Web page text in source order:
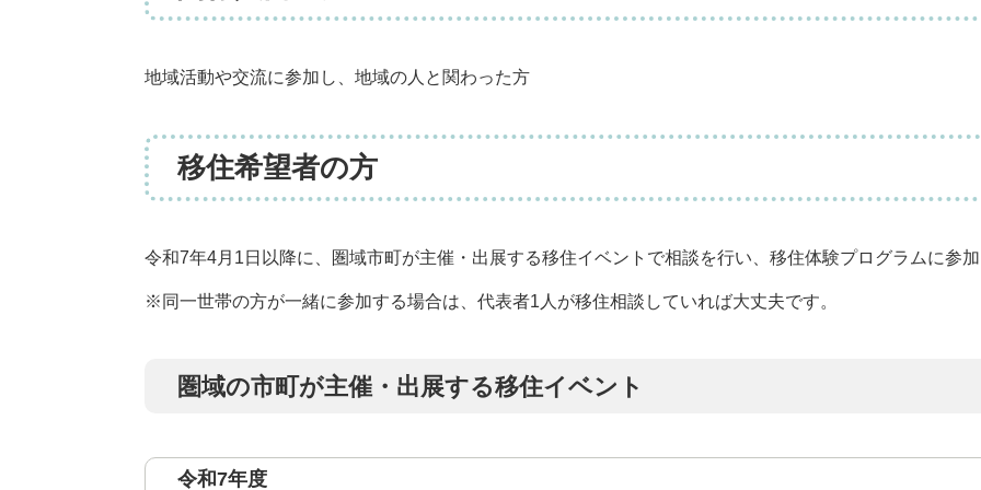
​地域活動や交流に参加し、地域の人と関わった方
移住希望者の方
令和7年4月1日以降に、圏域市町が主催・出展する移住イベントで相談を行い、移住体験プログラムに参
※同一世帯の方が一緒に参加する場合は、代表者1人が移住相談していれば大丈夫です。
圏域の市町が主催・出展する移住イベント
令和7年度